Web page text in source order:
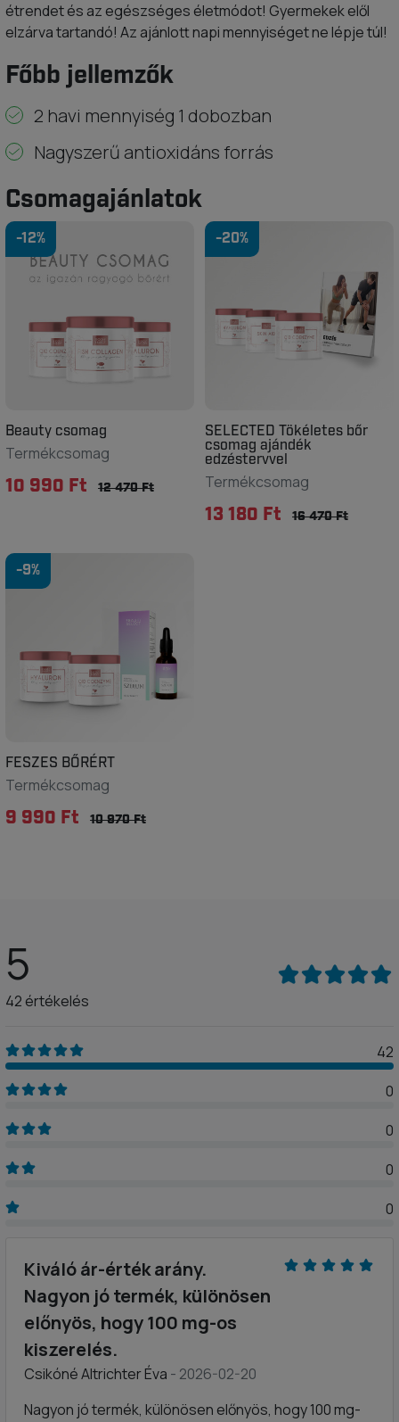
étrendet és az egészséges életmódot! Gyermekek elől
elzárva tartandó! Az ajánlott napi mennyiséget ne lépje túl!
Főbb jellemzők
2 havi mennyiség 1 dobozban
Nagyszerű antioxidáns forrás
Csomagajánlatok
-12%
Beauty csomag
Termékcsomag
10 990 Ft 12 470 Ft
-20%
SELECTED Tökéletes bőr
csomag ajándék
edzéstervvel
Termékcsomag
13 180 Ft 16 470 Ft
-9%
FESZES BŐRÉRT
Termékcsomag
9 990 Ft 10 970 Ft
5
42 értékelés
42
0
0
0
0
Kiváló ár-érték arány.
Nagyon jó termék, különösen
előnyös, hogy 100 mg-os
kiszerelés.
Csikóné Altrichter Éva - 2026-02-20
Nagyon jó termék, különösen előnyös, hogy 100 mg-